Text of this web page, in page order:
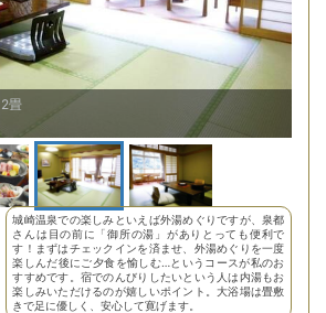
畳
城崎温泉での楽しみといえば外湯めぐりですが、泉都
さんは目の前に「御所の湯」がありとっても便利で
す！まずはチェックインを済ませ、外湯めぐりを一度
楽しんだ後にご夕食を愉しむ…というコースが私のお
すすめです。宿でのんびりしたいという人は内湯もお
楽しみいただけるのが嬉しいポイント。大浴場は畳敷
きで足に優しく、安心して寛げます。